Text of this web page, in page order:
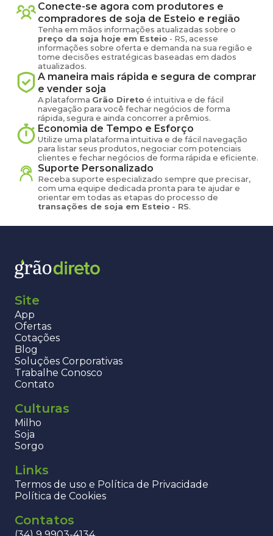
Conecte-se agora com produtores e
compradores de soja de Esteio e região
Tenha em mãos informações atualizadas sobre o
preço da soja hoje em Esteio - RS, acesse
informações sobre oferta e demanda na sua região e
tome decisões estratégicas baseadas em dados
atualizados.
A maneira mais rápida e segura de comprar
e vender soja
A plataforma Grão Direto é intuitiva e de fácil
navegação para você fechar negócios de forma
rápida, segura e ainda concorrer a prêmios.
Economia de Tempo e Esforço
Utilize uma plataforma intuitiva e de fácil navegação
para listar seus produtos, negociar com potenciais
clientes e fechar negócios de forma rápida e eficiente.
Suporte Personalizado
Receba suporte especializado sempre que precisar,
com uma equipe dedicada pronta para te ajudar e
orientar em todas as etapas do processo de
transações de soja em Esteio - RS.
Site
App
Ofertas
Cotações
Blog
Soluções Corporativas
Trabalhe Conosco
Contato
Culturas
Milho
Soja
Sorgo
Links
Termos de uso e Política de Privacidade
Política de Cookies
Contatos